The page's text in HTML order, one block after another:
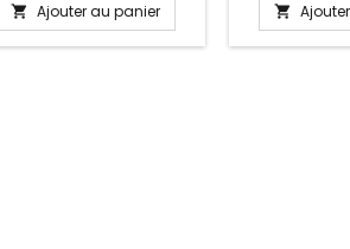
 Ajouter au panier 